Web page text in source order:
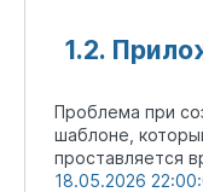
1.2.
Проблема при
шаблоне,
проставляется
18.05.2026